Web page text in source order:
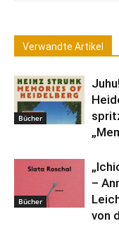
Verwandte Artikel
Bücher
Bücher
–
von